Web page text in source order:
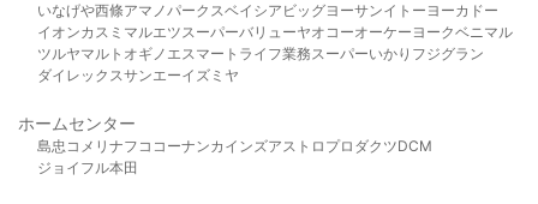
いなげや西條アマノパークスベイシア ビッグヨーサンイトーヨーカドー
イオンカスミ マルエツスーパーバリューヤオコーオーケー ヨークベニマル
ツルヤマルト オギノ エスマート ライフ業務スーパーいかり フジグラン
ダイレックスサンエーイズミヤ
ホームセンター
島忠 コメリ ナフコ コーナンカインズアストロプロダクツDCM
ジョイフル本田